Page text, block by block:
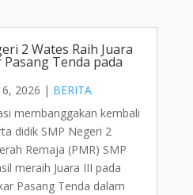
2 Wates Raih Juara
Tenda pada
2026 | BERITA
membanggakan kembali
didik SMP Negeri 2
Remaja (PMR) SMP
meraih Juara III pada
Pasang Tenda dalam